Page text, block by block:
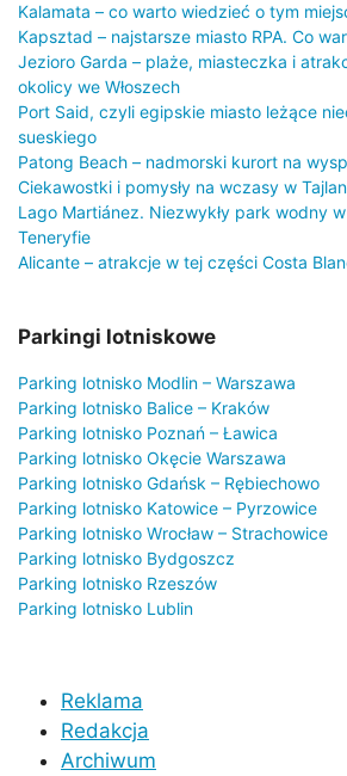
Kalamata – co warto wiedzieć o tym
Kapsztad – najstarsze miasto RPA. Co
Jezioro Garda – plaże, miasteczka i
okolicy we Włoszech
Port Said, czyli egipskie miasto leżące
sueskiego
Patong Beach – nadmorski kurort na
Ciekawostki i pomysły na wczasy w
Lago Martiánez. Niezwykły park wodny
Teneryfie
Alicante – atrakcje w tej części Costa
Parkingi lotniskowe
Parking lotnisko Modlin – Warszawa
Parking lotnisko Balice – Kraków
Parking lotnisko Poznań – Ławica
Parking lotnisko Okęcie Warszawa
Parking lotnisko Gdańsk – Rębiechowo
Parking lotnisko Katowice – Pyrzowice
Parking lotnisko Wrocław – Strachowice
Parking lotnisko Bydgoszcz
Parking lotnisko Rzeszów
Parking lotnisko Lublin
Reklama
Redakcja
Archiwum